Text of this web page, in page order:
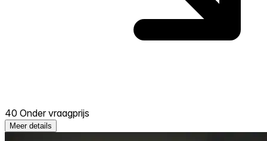
40 Onder vraagprijs
Meer details